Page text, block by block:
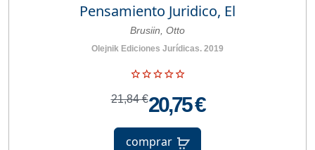
Pensamiento Juridico, El
Brusiin, Otto
Olejnik Ediciones Jurídicas. 2019
21,84 €20,75 €
comprar